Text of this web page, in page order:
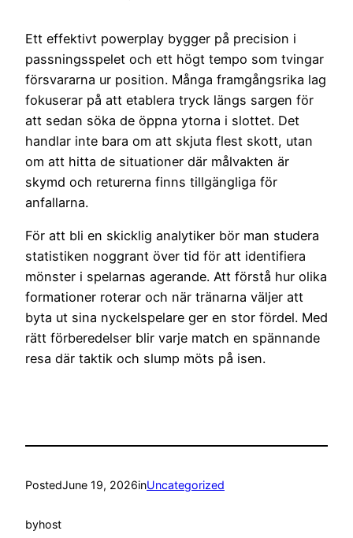
Ett effektivt powerplay bygger på precision i
passningsspelet och ett högt tempo som tvingar
försvararna ur position. Många framgångsrika lag
fokuserar på att etablera tryck längs sargen för
att sedan söka de öppna ytorna i slottet. Det
handlar inte bara om att skjuta flest skott, utan
om att hitta de situationer där målvakten är
skymd och returerna finns tillgängliga för
anfallarna.
För att bli en skicklig analytiker bör man studera
statistiken noggrant över tid för att identifiera
mönster i spelarnas agerande. Att förstå hur olika
formationer roterar och när tränarna väljer att
byta ut sina nyckelspelare ger en stor fördel. Med
rätt förberedelser blir varje match en spännande
resa där taktik och slump möts på isen.
PostedJune 19, 2026inUncategorized
byhost